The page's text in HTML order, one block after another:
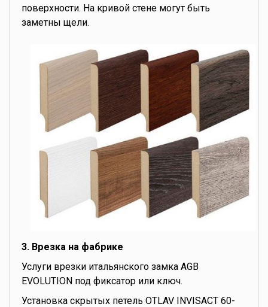
поверхности. На кривой стене могут быть
заметны щели.
3. Врезка на фабрике
Услуги врезки итальянского замка AGB
EVOLUTION под фиксатор или ключ.
Установка скрытых петель OTLAV INVISACT 60-